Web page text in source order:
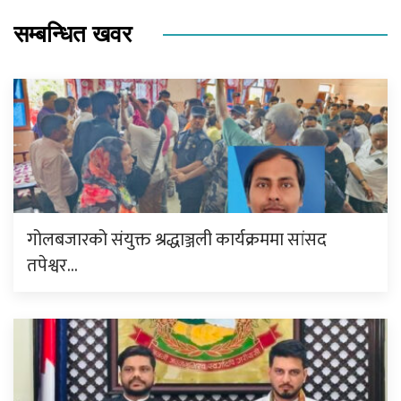
सम्बन्धित खवर
गोलबजारको संयुक्त श्रद्धाञ्जली कार्यक्रममा सांसद
तपेश्वर…